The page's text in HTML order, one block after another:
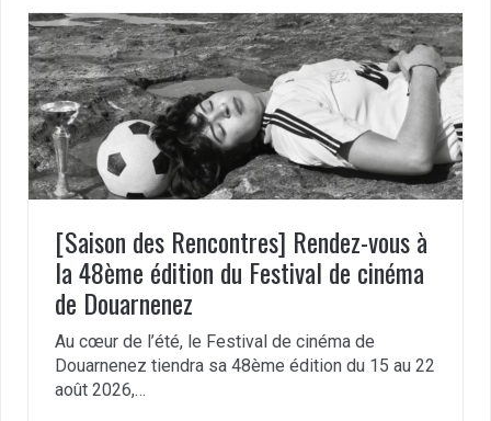
[Saison des Rencontres] Rendez-vous à
la 48ème édition du Festival de cinéma
de Douarnenez
Au cœur de l’été, le Festival de cinéma de
Douarnenez tiendra sa 48ème édition du 15 au 22
août 2026,…